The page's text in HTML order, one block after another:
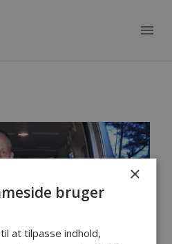
menu
×
bruger
at tilpasse indhold,